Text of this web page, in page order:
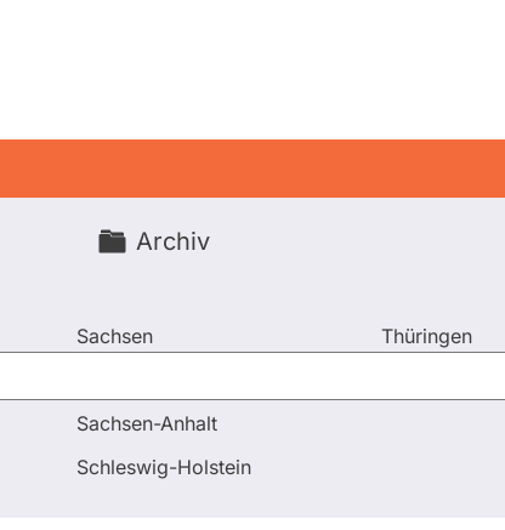
Sachsen
Sachsen-Anhalt
Schleswig-Holstein
Thüringen
Archiv
...